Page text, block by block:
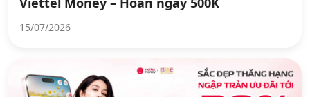
15/07/2026